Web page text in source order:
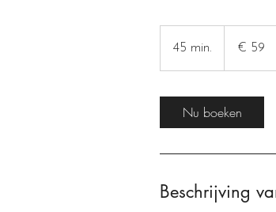
45 min.
5
€ 59
Nu boeken
Beschrijving